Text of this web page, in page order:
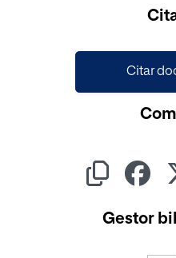
Citar
Gestor